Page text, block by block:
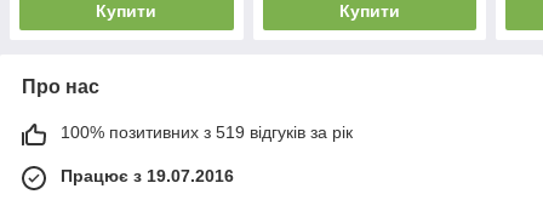
Купити Купити
Про нас
100% позитивних з 519 відгуків за рік
Працює з 19.07.2016